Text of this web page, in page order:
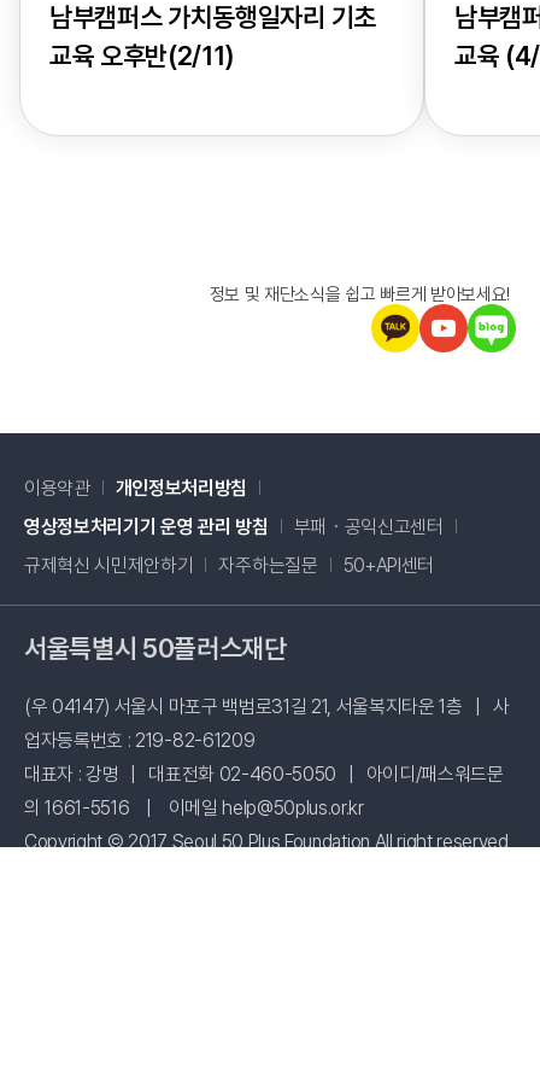
남부캠퍼스 가치동행일자리 기초
교육 오후반(2/11)
남부캠
교육
정보 및 재단소식을 쉽고 빠르게 받아보세요!
이용약관
개인정보처리방침
영상정보처리기기 운영 관리 방침
부패・공익신고센터 새창 열림
규제혁신 시민제안하기 새창 열림
자주하는질문 50+API센터
서울특별시 50플러스재단
(우 04147) 서울시 마포구 백범로31길 21, 서울복지타운 1층
사
업자등록번호 : 219-82-61209
대표자 : 강명
대표전화 02-460-5050
아이디/패스워드문
의 1661-5516
이메일 help@50plus.or.kr
Copyright © 2017 Seoul 50 Plus Foundation All right reserved